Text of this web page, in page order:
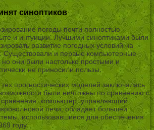
синоптиков
погоды почти полностью
и интуиции. Лучшими синоптиками были
развитие погодных условий на
Существовали и первые компьютерные
они были настолько простыми и
не приносили пользы.
прогностических моделей заключалась
были ничтожны по сравнению с
компьютер, управляющий
печи, обладает большей
использовавшиеся для обеспечения
году.